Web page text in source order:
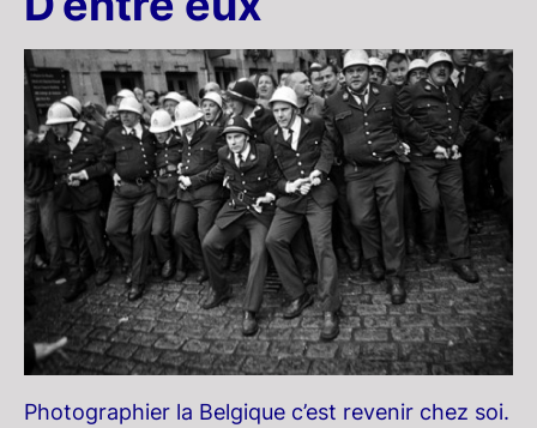
Photographier la Belgique c’est revenir chez soi.